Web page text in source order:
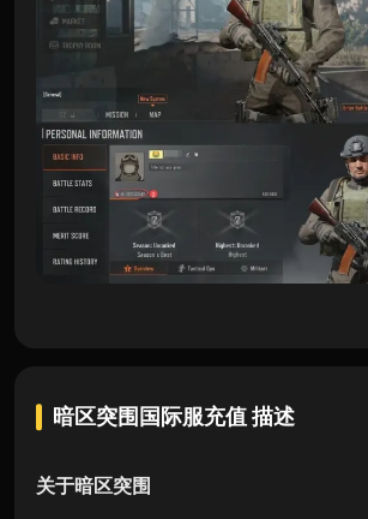
暗区突围国际服充值描述
关于暗区突围